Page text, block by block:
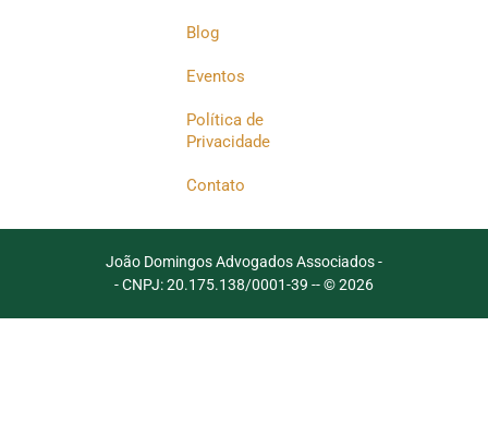
Blog
Eventos
Política de
Privacidade
Contato
João Domingos Advogados Associados -
- CNPJ: 20.175.138/0001-39 -- © 2026